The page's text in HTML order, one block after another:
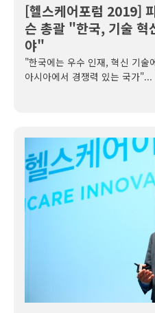
[헬스케어포럼 2019]
슨 총괄 "한국, 기술
야"
"한국에는 우수 인재, 혁신 기술
아시아에서 경쟁력 있는 국가"...